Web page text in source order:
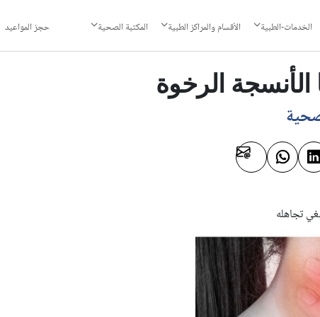
الخدمات-الطبية الأقسام والمراكز الطبية المكتبة الصحية حجز المواعيد
الرخوة
تجاهله